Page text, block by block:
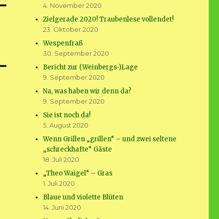
4. November 2020
Zielgerade 2020! Traubenlese vollendet!
23. Oktober 2020
Wespenfraß
30. September 2020
Bericht zur (Weinbergs-)Lage
9. September 2020
Na, was haben wir denn da?
9. September 2020
Sie ist noch da!
5. August 2020
Wenn Grillen „grillen“ – und zwei seltene
„schreckhafte“ Gäste
18. Juli 2020
„Theo Waigel“ – Gras
1. Juli 2020
Blaue und violette Blüten
14. Juni 2020